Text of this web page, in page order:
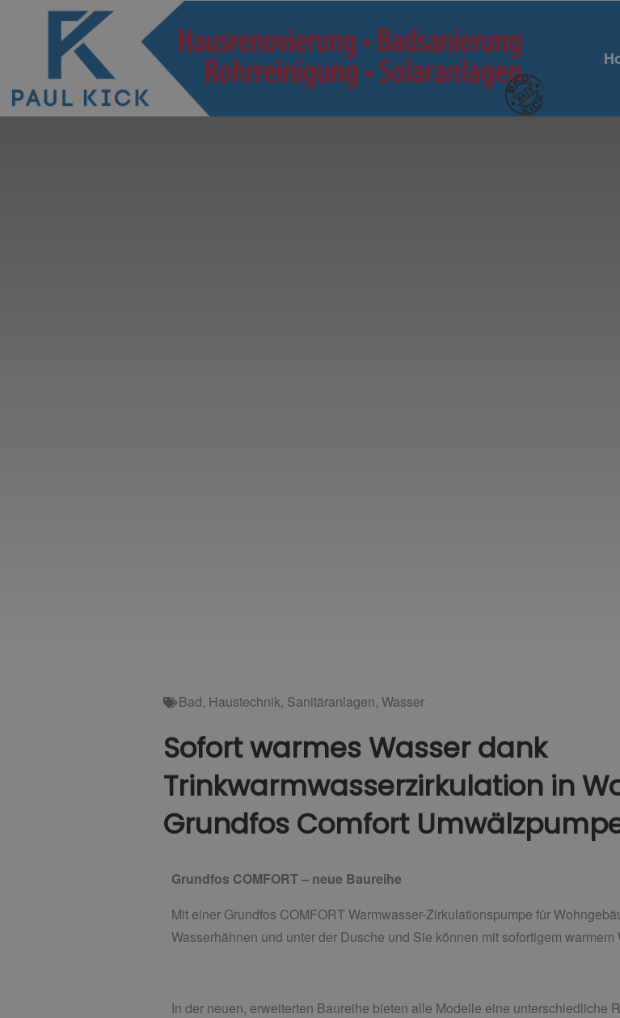
Bad, Haustechnik, Sanitäranlagen, Wasser
Sofort warmes Wasser dank
Trinkwarmwasserzirkulation in
Grundfos Comfort
Grundfos COMFORT – neue Baureihe
Mit einer Grundfos COMFORT Warmwasser-Zirkulationspumpe für
Wasserhähnen und unter der Dusche und Sie können mit sofortigem
In der neuen, erweiterten Baureihe bieten alle Modelle eine unterschiedliche